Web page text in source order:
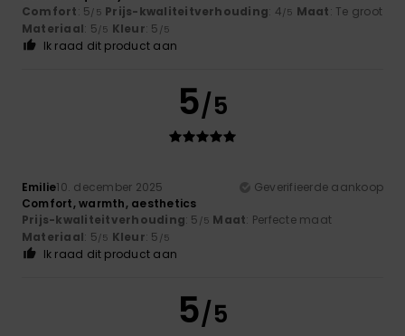
Comfort: 5/5 Prijs-kwaliteitverhouding: 4/5 Maat: Te groot
Materiaal: 5/5 Kleur: 5 /5
Ik raad dit product aan
5/5
Emilie10. december 2025
Geverifieerde aankoop
Comfort, warmth, aesthetics
Prijs-kwaliteitverhouding: 5 /5 Maat: Perfecte maat
Materiaal: 5/5 Kleur: 5 /5
Ik raad dit product aan
5/5